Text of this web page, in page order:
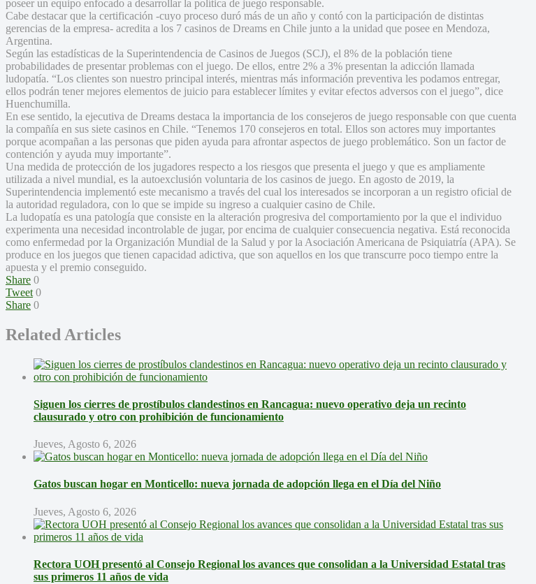
poseer un equipo enfocado a desarrollar la política de juego responsable.
Cabe destacar que la certificación -cuyo proceso duró más de un año y contó con la participación de distintas
gerencias de la empresa- acredita a los 7 casinos de Dreams en Chile junto a la unidad que posee en Mendoza,
Argentina.
Según las estadísticas de la Superintendencia de Casinos de Juegos (SCJ), el 8% de la población tiene
probabilidades de presentar problemas con el juego. De ellos, entre 2% a 3% presentan la adicción llamada
ludopatía. “Los clientes son nuestro principal interés, mientras más información preventiva les podamos entregar,
ellos podrán tener mejores elementos de juicio para establecer límites y evitar efectos adversos con el juego”, dice
Huenchumilla.
En ese sentido, la ejecutiva de Dreams destaca la importancia de los consejeros de juego responsable con que cuenta
la compañía en sus siete casinos en Chile. “Tenemos 170 consejeros en total. Ellos son actores muy importantes
porque acompañan a las personas que piden ayuda para afrontar aspectos de juego problemático. Son un factor de
contención y ayuda muy importante”.
Una medida de protección de los jugadores respecto a los riesgos que presenta el juego y que es ampliamente
utilizada a nivel mundial, es la autoexclusión voluntaria de los casinos de juego. En agosto de 2019, la
Superintendencia implementó este mecanismo a través del cual los interesados se incorporan a un registro oficial de
la autoridad reguladora, con lo que se impide su ingreso a cualquier casino de Chile.
La ludopatía es una patología que consiste en la alteración progresiva del comportamiento por la que el individuo
experimenta una necesidad incontrolable de jugar, por encima de cualquier consecuencia negativa. Está reconocida
como enfermedad por la Organización Mundial de la Salud y por la Asociación Americana de Psiquiatría (APA). Se
produce en los juegos que tienen capacidad adictiva, que son aquellos en los que transcurre poco tiempo entre la
apuesta y el premio conseguido.
Share 0
Tweet 0
Share 0
Related Articles
Siguen los cierres de prostíbulos clandestinos en Rancagua: nuevo operativo deja un recinto
clausurado y otro con prohibición de funcionamiento
Jueves, Agosto 6, 2026
Gatos buscan hogar en Monticello: nueva jornada de adopción llega en el Día del Niño
Jueves, Agosto 6, 2026
Rectora UOH presentó al Consejo Regional los avances que consolidan a la Universidad Estatal tras
sus primeros 11 años de vida